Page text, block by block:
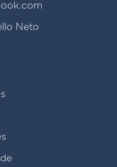
Neto